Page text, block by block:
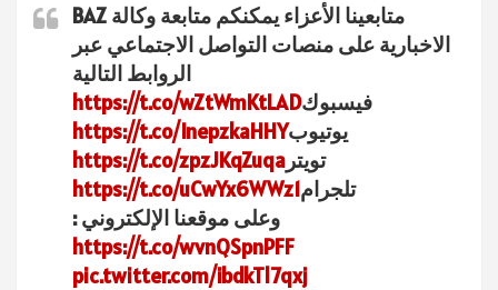
متابعينا الأعزاء يمكنكم متابعة وكالة BAZ
الاخبارية على منصات التواصل الاجتماعي عبر
الروابط التالية
فيسبوكhttps://t.co/wZtWmKtLAD
يوتيوبhttps://t.co/InepzkaHHY
تويتر https://t.co/zpzJKqZuqa
تلجرامhttps://t.co/uCwYx6WWz1
وعلى موقعنا الإلكتروني :
https://t.co/wvnQSpnPFF
pic.twitter.com/ibdkTl7qxj